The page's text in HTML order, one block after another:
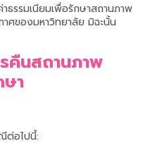
ธรรมเนียมเพื่อรักษาสถานภาพ
ศของมหาวิทยาลัย มิฉะนั้น
คืนสถานภาพ
า
ต่อไปนี้: